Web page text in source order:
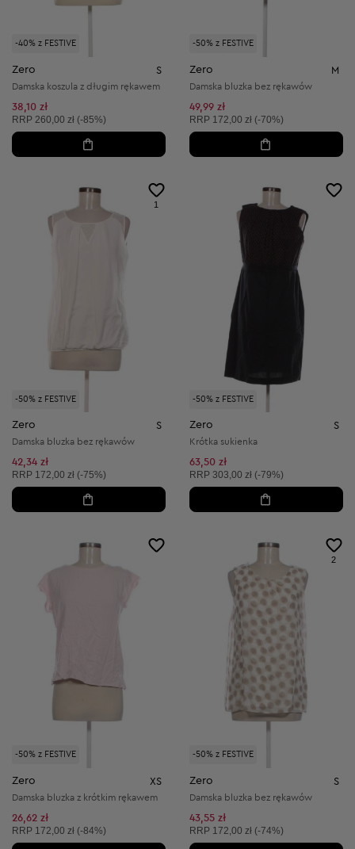
-40% z FESTIVE
Zero S
Damska koszula z długim rękawem
38,10 zł
Cena sugerowana:
RRP 260,00 zł (-85%)
-50% z FESTIVE
Zero M
Damska bluzka bez rękawów
49,99 zł
Cena sugerowana:
RRP 172,00 zł (-70%)
-50% z FESTIVE
1
Zero S
Damska bluzka bez rękawów
42,34 zł
Cena sugerowana:
RRP 172,00 zł (-75%)
-50% z FESTIVE
Zero S
Krótka sukienka
63,50 zł
Cena sugerowana:
RRP 303,00 zł (-79%)
-50% z FESTIVE
Zero XS
Damska bluzka z krótkim rękawem
26,62 zł
Cena sugerowana:
RRP 172,00 zł (-84%)
-50% z FESTIVE
2
Zero S
Damska bluzka bez rękawów
43,55 zł
Cena sugerowana:
RRP 172,00 zł (-74%)